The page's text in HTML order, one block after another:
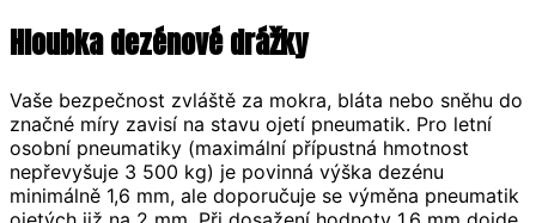
Hloubka dezénové drážky
Vaše bezpečnost zvláště za mokra, bláta nebo sněhu do
značné míry zavisí na stavu ojetí pneumatik. Pro letní
osobní pneumatiky (maximální přípustná hmotnost
nepřevyšuje 3 500 kg) je povinná výška dezénu
minimálně 1,6 mm, ale doporučuje se výměna pneumatik